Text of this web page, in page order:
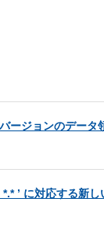
ージョンのデータ
’ に対応する新